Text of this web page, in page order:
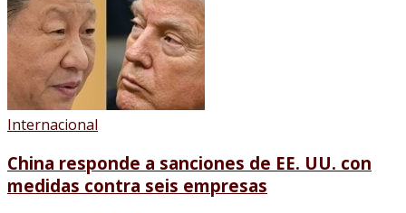
Internacional
China responde a sanciones de EE. UU. con
medidas contra seis empresas